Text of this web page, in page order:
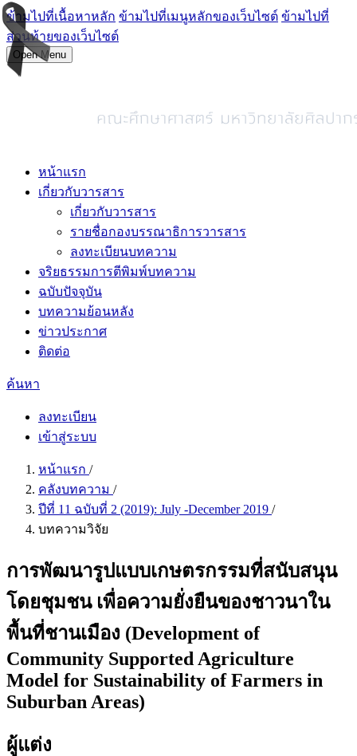
ข้ามไปที่เนื้อหาหลัก ข้ามไปที่เมนูหลักของเว็บไซต์ ข้ามไปที่
ส่วนท้ายของเว็บไซต์
Open Menu
หน้าแรก
เกี่ยวกับวารสาร
เกี่ยวกับวารสาร
รายชื่อกองบรรณาธิการวารสาร
ลงทะเบียนบทความ
จริยธรรมการตีพิมพ์บทความ
ฉบับปัจจุบัน
บทความย้อนหลัง
ข่าวประกาศ
ติดต่อ
ค้นหา
ลงทะเบียน
เข้าสู่ระบบ
หน้าแรก /
คลังบทความ /
ปีที่ 11 ฉบับที่ 2 (2019): July -December 2019 /
บทความวิจัย
การพัฒนารูปแบบเกษตรกรรมที่สนับสนุน
โดยชุมชน เพื่อความยั่งยืนของชาวนาใน
พื้นที่ชานเมือง (Development of
Community Supported Agriculture
Model for Sustainability of Farmers in
Suburban Areas)
ผู้แต่ง